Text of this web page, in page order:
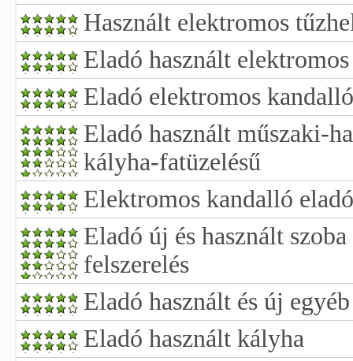
Használt elektromos
Eladó használt elektromos
Eladó elektromos
Eladó használt műszaki-
kályha-fatüzelésű
Elektromos kandalló eladó
Eladó új és használt
felszerelés
Eladó használt és új egyéb
Eladó használt kályha